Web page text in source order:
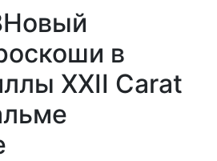
Новый
в
XXII Carat